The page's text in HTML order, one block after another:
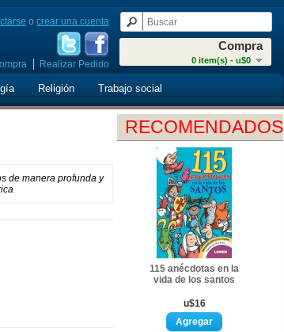
Compra
0 item(s) - u$0
o crear una cuenta
Realizar Pedido
Religión Trabajo social
RECOMENDADOS
115 anécdotas en la
vida de los santos
u$16
de manera profunda y